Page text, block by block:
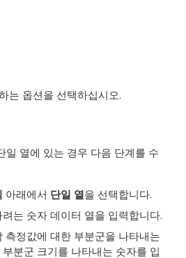
는 옵션을 선택하십시오.
일 열에 있는 경우 다음 단계를 수
아래에서 단일 열을 선택합니다.
는 숫자 데이터 열을 입력합니다.
측정값에 대한 부분군을 나타내는
분군 크기를 나타내는 숫자를 입